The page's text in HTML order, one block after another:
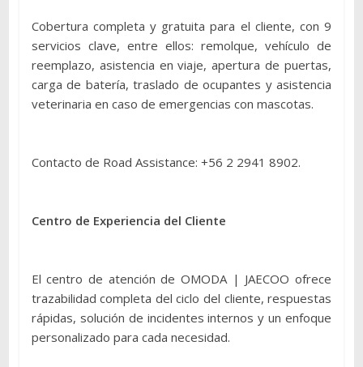
Cobertura completa y gratuita para el cliente, con 9
servicios clave, entre ellos: remolque, vehículo de
reemplazo, asistencia en viaje, apertura de puertas,
carga de batería, traslado de ocupantes y asistencia
veterinaria en caso de emergencias con mascotas.
Contacto de Road Assistance: +56 2 2941 8902.
Centro de Experiencia del Cliente
El centro de atención de OMODA | JAECOO ofrece
trazabilidad completa del ciclo del cliente, respuestas
rápidas, solución de incidentes internos y un enfoque
personalizado para cada necesidad.